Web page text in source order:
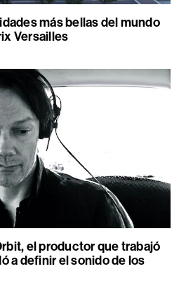
más bellas del mundo
Versailles
el productor que trabajó
a definir el sonido de los